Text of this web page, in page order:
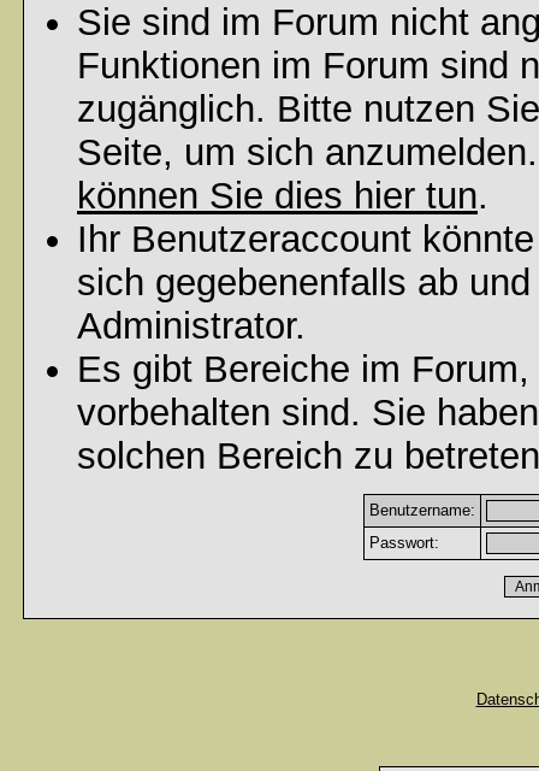
Sie sind im Forum nicht
Funktionen im Forum sind
zugänglich. Bitte nutzen
Seite, um sich
können Sie dies hier tun.
Ihr Benutzeraccount
sich gegebenenfalls ab
Administrator.
Es gibt Bereiche im
vorbehalten sind. Sie
solchen Bereich zu
Benutzername:
Passwort: